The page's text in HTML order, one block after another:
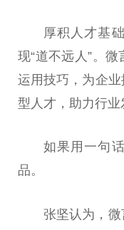
厚积人才基
现“道不远人”。
运用技巧，为企
型人才，助力行业
如果用一句
品。
张坚认为，